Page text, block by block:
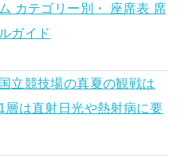
カテゴリー別・ 座席表 席
ガイド
立競技場の真夏の観戦は
層は直射日光や熱射病に要